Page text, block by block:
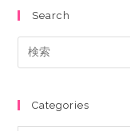
Search
Categories